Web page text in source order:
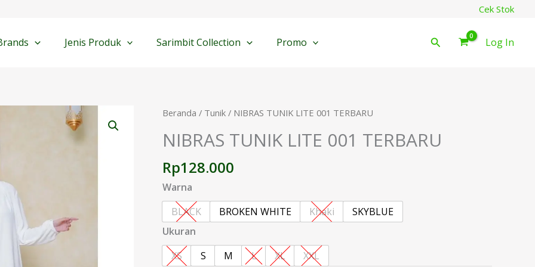
Cek Stok
Jenis Produk Sarimbit Collection Promo Cari Log In
Beranda / Tunik / NIBRAS TUNIK LITE 001 TERBARU
NIBRAS TUNIK LITE 001 TERBARU
Rp128.000
Warna
BLACK
BROKEN WHITE Khaki
SKYBLUE
Ukuran
XS
S M L XL XXL
Kuantitas
TUNIK
001
TERBARU